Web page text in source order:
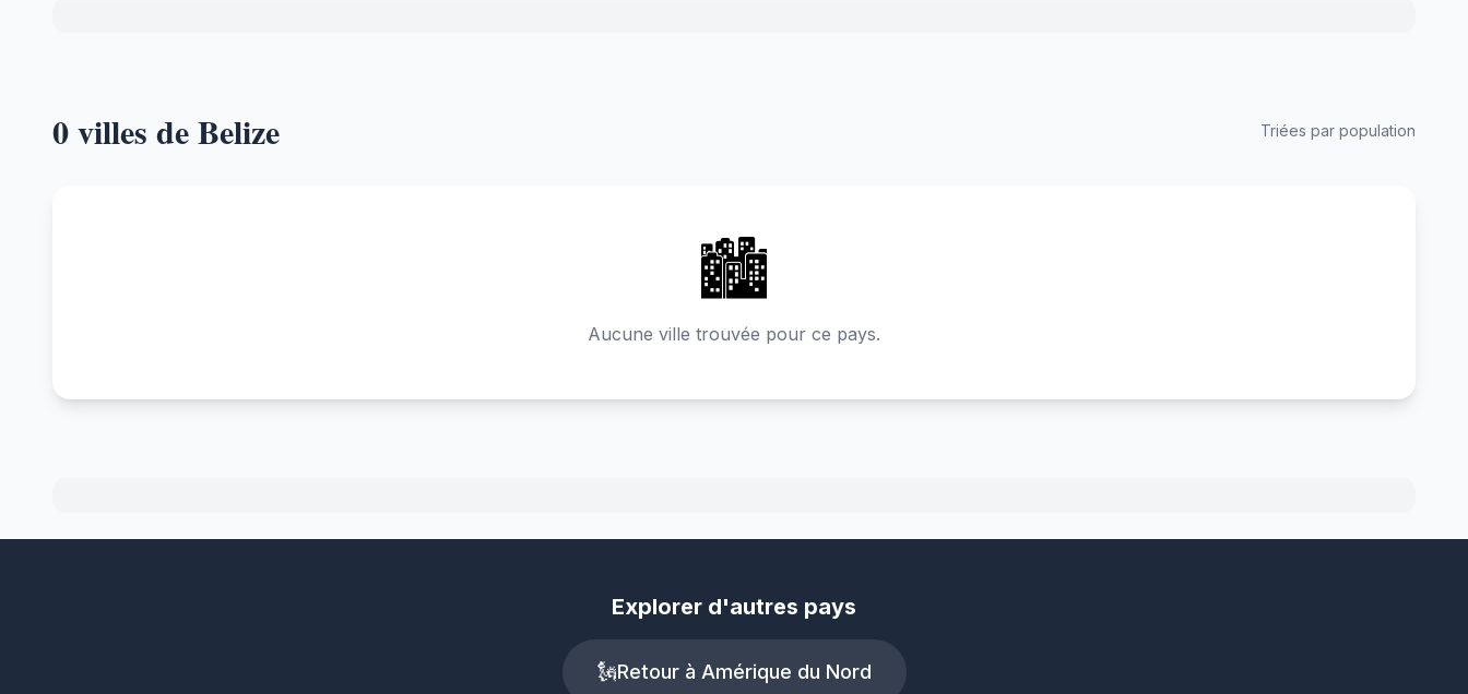
0 villes de Belize Triées par population
🏙️
Aucune ville trouvée pour ce pays.
Explorer d'autres pays
🗽Retour à Amérique du Nord